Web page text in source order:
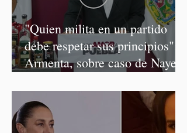
"Quien milita en un partido
debe respetar sus principios":
Armenta, sobre caso de Nayeli